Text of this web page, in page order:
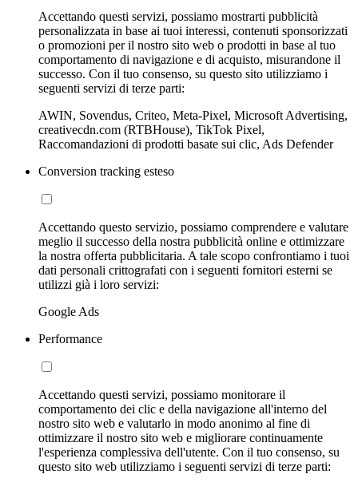
Accettando questi servizi, possiamo mostrarti pubblicità
personalizzata in base ai tuoi interessi, contenuti sponsorizzati
o promozioni per il nostro sito web o prodotti in base al tuo
comportamento di navigazione e di acquisto, misurandone il
successo. Con il tuo consenso, su questo sito utilizziamo i
seguenti servizi di terze parti:
AWIN, Sovendus, Criteo, Meta-Pixel, Microsoft Advertising,
creativecdn.com (RTBHouse), TikTok Pixel,
Raccomandazioni di prodotti basate sui clic, Ads Defender
Conversion tracking esteso
Accettando questo servizio, possiamo comprendere e valutare
meglio il successo della nostra pubblicità online e ottimizzare
la nostra offerta pubblicitaria. A tale scopo confrontiamo i tuoi
dati personali crittografati con i seguenti fornitori esterni se
utilizzi già i loro servizi:
Google Ads
Performance
Accettando questi servizi, possiamo monitorare il
comportamento dei clic e della navigazione all'interno del
nostro sito web e valutarlo in modo anonimo al fine di
ottimizzare il nostro sito web e migliorare continuamente
l'esperienza complessiva dell'utente. Con il tuo consenso, su
questo sito web utilizziamo i seguenti servizi di terze parti: